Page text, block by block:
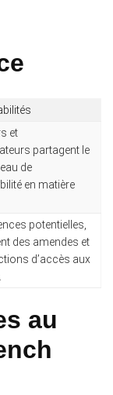
et
partagent le
de
en matière
potentielles,
des amendes et
d’accès aux
au